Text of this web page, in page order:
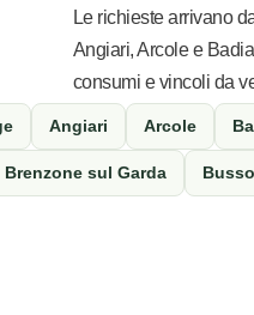
Le richieste arrivano
Angiari, Arcole e
consumi e vincoli da
Angiari Arcole
Brenzone sul Garda